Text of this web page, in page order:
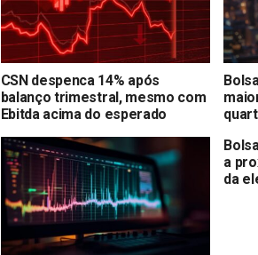
CSN despenca 14% após
balanço trimestral, mesmo com
Ebitda acima do esperado
a
da